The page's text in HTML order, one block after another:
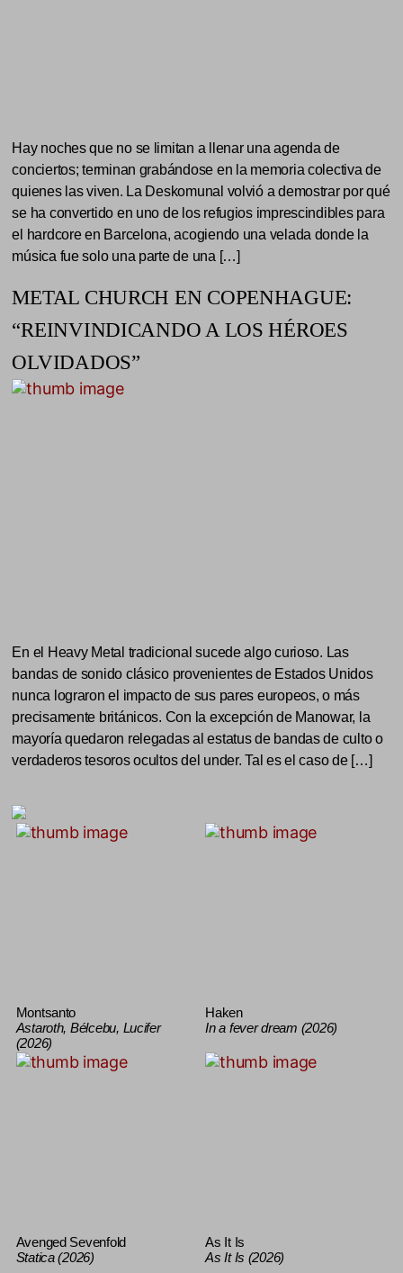
Hay noches que no se limitan a llenar una agenda de
conciertos; terminan grabándose en la memoria colectiva de
quienes las viven. La Deskomunal volvió a demostrar por qué
se ha convertido en uno de los refugios imprescindibles para
el hardcore en Barcelona, acogiendo una velada donde la
música fue solo una parte de una […]
METAL CHURCH EN COPENHAGUE:
“REINVINDICANDO A LOS HÉROES
OLVIDADOS”
En el Heavy Metal tradicional sucede algo curioso. Las
bandas de sonido clásico provenientes de Estados Unidos
nunca lograron el impacto de sus pares europeos, o más
precisamente británicos. Con la excepción de Manowar, la
mayoría quedaron relegadas al estatus de bandas de culto o
verdaderos tesoros ocultos del under. Tal es el caso de […]
Montsanto
Astaroth, Bélcebu, Lucifer
(2026)
Haken
In a fever dream (2026)
Avenged Sevenfold
Statica (2026)
As It Is
As It Is (2026)